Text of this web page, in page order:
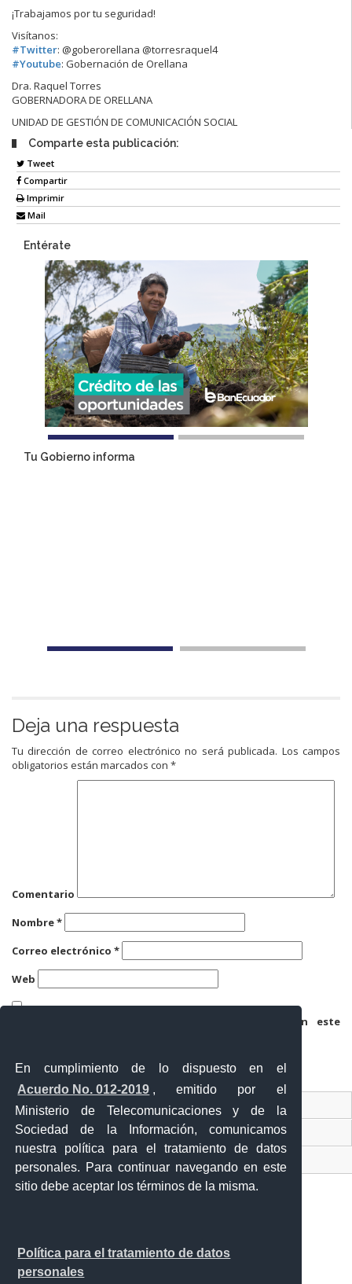
En cumplimiento de lo dispuesto en el
Acuerdo No. 012-2019 , emitido por el
Ministerio de Telecomunicaciones y de la
Sociedad de la Información, comunicamos
nuestra política para el tratamiento de datos
personales. Para continuar navegando en este
sitio debe aceptar los términos de la misma.
Política para el tratamiento de datos
personales
¡Trabajamos por tu seguridad!
Visítanos:
#Twitter: @goberorellana @torresraquel4
#Youtube: Gobernación de Orellana
Dra. Raquel Torres
GOBERNADORA DE ORELLANA
UNIDAD DE GESTIÓN DE COMUNICACIÓN SOCIAL
Comparte esta publicación:
Tweet
Compartir
Imprimir
Mail
Entérate
Tu Gobierno informa
Deja una respuesta
Tu dirección de correo electrónico no será publicada. Los campos
obligatorios están marcados con *
Comentario
Nombre*
Correo electrónico *
Web
Guarda mi nombre, correo electrónico y web en este
Contacto Ciudadano
Ventanilla Única de Comercio Exterior
Sistema Nacional de Información (SNI)
Calle 12 de febrero y Vicente Rocafuerte
Orellana - Ecuador